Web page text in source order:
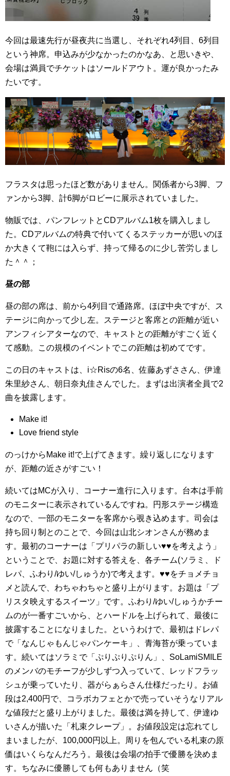
今回は最速先行が昼夜共に当選し、それぞれ4列目、6列目
という神席。申込みが少なかったのかなあ、と思いきや、
会場は満員でチケットはソールドアウト。運が良かったみ
たいです。
フラスタは思ったほど数がありません。関係者から3脚、フ
ァンから3脚、計6脚がロビーに展示されていました。
物販では、パンフレットとCDアルバム1枚を購入しまし
た。CDアルバムの特典で付いてくるステッカーが思いのほ
か大きくて鞄には入らず、持って帰るのに少し苦労しまし
た＾＾；
昼の部
昼の部の席は、前から4列目で通路席。ほぼ中央ですが、ス
テージに向かって少し左。ステージと客席との距離が近い
アンフィシアターなので、キャストとの距離がすごく近く
て感動。この規模のイベントでこの距離は初めてです。
この日のキャストは、i☆Risの6名、佐藤あずささん、伊達
朱里紗さん、朝日奈丸佳さんでした。まずは出演者全員で2
曲を披露します。
Make it!
Love friend style
のっけからMake it!で上げてきます。繰り返しになります
が、距離の近さがすごい！
続いてはMCが入り、コーナー進行に入ります。台本は手前
のモニターに表示されているんですね。円形ステージ構造
なので、一部のモニターを客席から覗き込めます。司会は
持ち回り制とのことで、今回は山北シオンさんが務めま
す。最初のコーナーは「プリパラの新しい♥️♥️を考えよう」
ということで、お題に対する答えを、各チーム(ソラミ、ド
レパ、ふわり/ゆい/しゅうか)で考えます。♥️♥️をチョメチョ
メと読んで、わちゃわちゃと盛り上がります。お題は「プ
リスタ映えするスイーツ」です。ふわり/ゆい/しゅうかチー
ムのが一番すごいから、とハードルを上げられて、最後に
披露することになりました。というわけで、最初はドレパ
で「なんじゃもんじゃパンケーキ」、青海苔が乗っていま
す。続いてはソラミで「ぷりぷりぷりん」、SoLamiSMILE
のメンバのモチーフが少しずつ入っていて、レッドフラッ
シュが乗っていたり、器がらぁらさん仕様だったり。お値
段は2,400円で、コラボカフェとかで売っていそうなリアル
な値段だと盛り上がりました。最後は満を持して、伊達ゆ
いさんが描いた「札束クレープ」。お値段設定は忘れてし
まいましたが、100,000円以上。周りを包んでいる札束の原
価はいくらなんだろう。最後は会場の拍手で優勝を決めま
す。ちなみに優勝しても何もありません（笑